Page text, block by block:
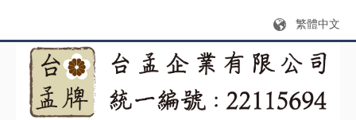
繁體中文